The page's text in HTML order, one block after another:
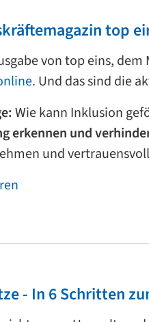
top
von top eins,
Und das sind die
Wie kann Inklusion
erkennen und
und
- In 6 Schritten